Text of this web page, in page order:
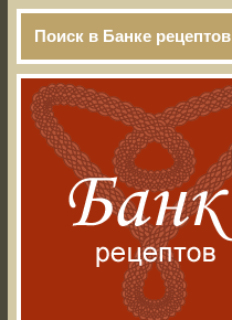
Поиск в Банке рецептов